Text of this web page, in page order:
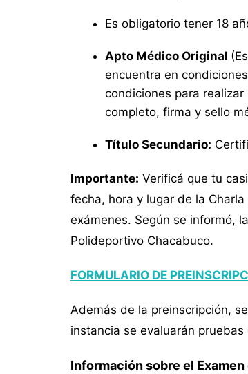
Es obligatorio tener 18
Apto Médico Original
encuentra en
condiciones para
completo, firma y sello
Título Secundario:
Importante: Verificá que tu
fecha, hora y lugar de la
exámenes. Según se informó,
Polideportivo Chacabuco.
FORMULARIO DE
Además de la preinscripción,
instancia se evaluarán
Información sobre el